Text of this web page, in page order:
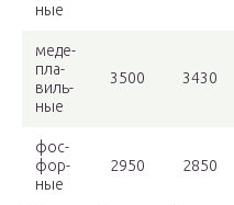
ные
ме­де­
пла­
виль­
ные
3500 3430
фос­
фор­
ные
2950 2850